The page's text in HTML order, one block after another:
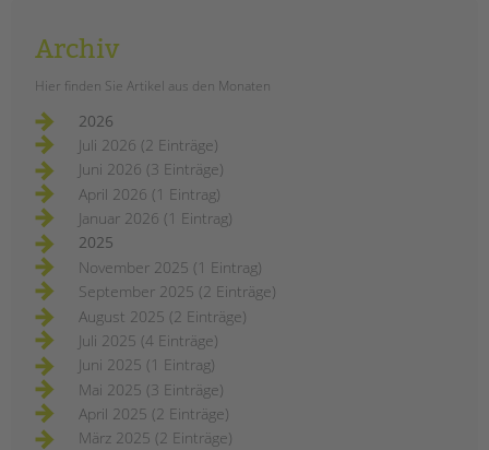
Archiv
Hier finden Sie Artikel aus den Monaten
2026
Juli 2026 (2 Einträge)
Juni 2026 (3 Einträge)
April 2026 (1 Eintrag)
Januar 2026 (1 Eintrag)
2025
November 2025 (1 Eintrag)
September 2025 (2 Einträge)
August 2025 (2 Einträge)
Juli 2025 (4 Einträge)
Juni 2025 (1 Eintrag)
Mai 2025 (3 Einträge)
April 2025 (2 Einträge)
März 2025 (2 Einträge)